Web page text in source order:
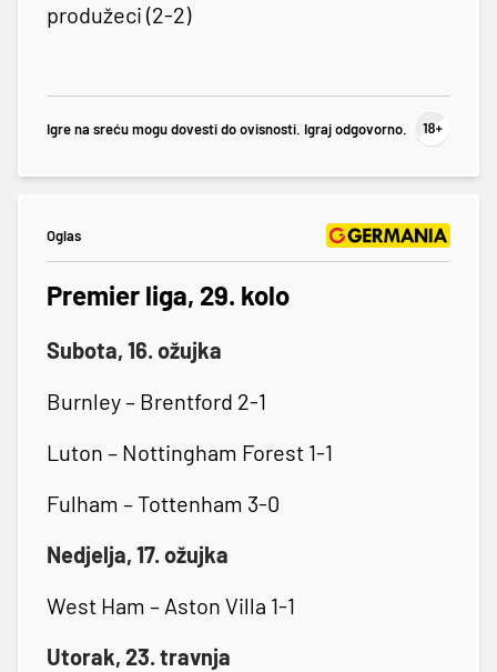
produžeci (2-2)
Igre na sreću mogu dovesti do ovisnosti. Igraj odgovorno.
Oglas
Premier liga, 29. kolo
Subota, 16. ožujka
Burnley – Brentford 2-1
Luton – Nottingham Forest 1-1
Fulham – Tottenham 3-0
Nedjelja, 17. ožujka
West Ham – Aston Villa 1-1
Utorak, 23. travnja